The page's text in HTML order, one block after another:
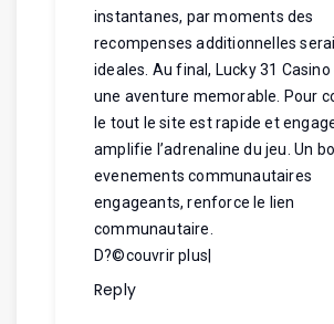
instantanes, par moments des
recompenses additionnelles
ideales. Au final, Lucky 31
une aventure memorable. Pour
le tout le site est rapide et
amplifie l’adrenaline du jeu. Un
evenements communautaires
engageants, renforce le lien
communautaire.
D?©couvrir plus
Reply